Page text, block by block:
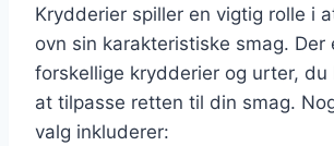
Krydderier spiller en vigtig rolle i
ovn sin karakteristiske smag. Der
forskellige krydderier og urter, du
at tilpasse retten til din smag.
valg inkluderer: